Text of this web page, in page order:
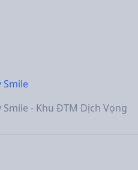
- Khu ĐTM Dịch Vọng